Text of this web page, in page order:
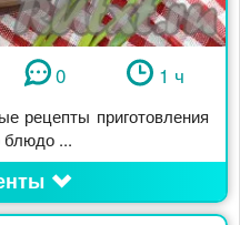
0 1 ч
рецепты приготовления
блюдо ...